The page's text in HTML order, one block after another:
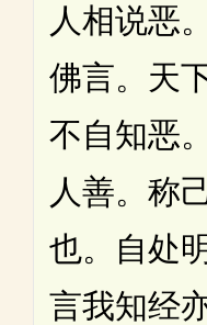
人相说恶
佛言。天
不自知恶
人善。称
也。自处
言我知经